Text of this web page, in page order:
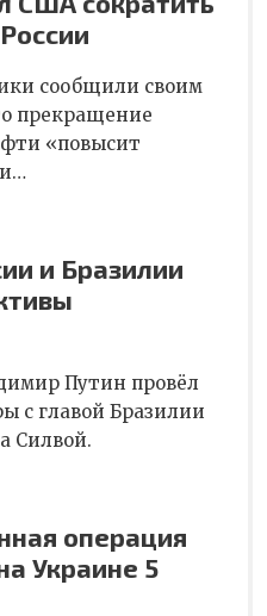
сообщили своим
прекращение
«повысит
и Бразилии
Путин провёл
с главой Бразилии
Силвой.
операция
Украине 5